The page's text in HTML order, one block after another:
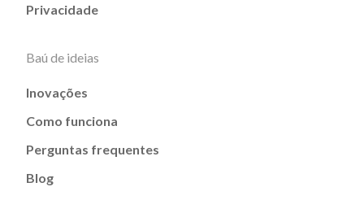
Privacidade
Baú de ideias
Inovações
Como funciona
Perguntas frequentes
Blog